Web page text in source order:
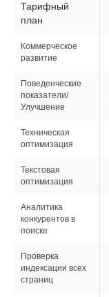
Тарифный
план
Коммерческое
развитие
Поведенческие
показатели/
Улучшение
Техническая
оптимизация
Текстовая
оптимизация
Аналитика
конкурентов в
поиске
Проверка
индексации всех
страниц